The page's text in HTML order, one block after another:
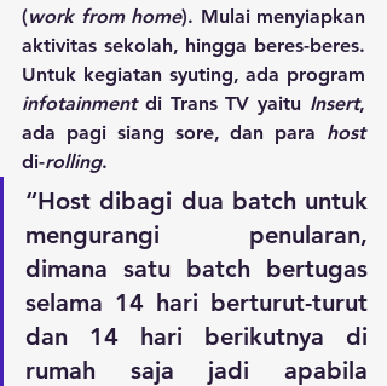
(work from home). Mulai menyiapkan
aktivitas sekolah, hingga beres-beres.
Untuk kegiatan syuting, ada program
infotainment di Trans TV yaitu Insert,
ada pagi siang sore, dan para host
di-rolling.
“Host dibagi dua batch untuk
mengurangi penularan,
dimana satu batch bertugas
selama 14 hari berturut-turut
dan 14 hari berikutnya di
rumah saja jadi apabila